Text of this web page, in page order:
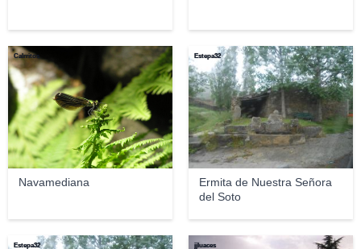
Navamediana
Calrritos
Ermita de Nuestra Señora
del Soto
Estepa32
Estepa32 jjluaces